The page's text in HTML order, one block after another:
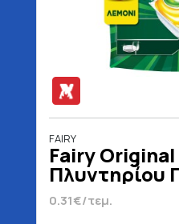
FAIRY
Fairy
Πλυντηρίου
One Λεμόνι
0.31€/τεμ.